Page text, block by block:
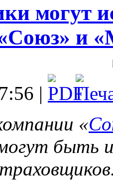
могут
и
|
«
быть